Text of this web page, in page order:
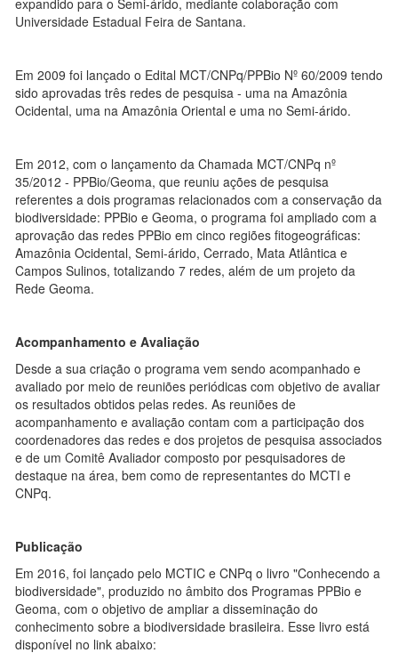
expandido para o Semi-árido, mediante colaboração com
Universidade Estadual Feira de Santana.
Em 2009 foi lançado o Edital MCT/CNPq/PPBio Nº 60/2009 tendo
sido aprovadas três redes de pesquisa - uma na Amazônia
Ocidental, uma na Amazônia Oriental e uma no Semi-árido.
Em 2012, com o lançamento da Chamada MCT/CNPq nº
35/2012 - PPBio/Geoma, que reuniu ações de pesquisa
referentes a dois programas relacionados com a conservação da
biodiversidade: PPBio e Geoma, o programa foi ampliado com a
aprovação das redes PPBio em cinco regiões fitogeográficas:
Amazônia Ocidental, Semi-árido, Cerrado, Mata Atlântica e
Campos Sulinos, totalizando 7 redes, além de um projeto da
Rede Geoma.
Acompanhamento e Avaliação
Desde a sua criação o programa vem sendo acompanhado e
avaliado por meio de reuniões periódicas com objetivo de avaliar
os resultados obtidos pelas redes. As reuniões de
acompanhamento e avaliação contam com a participação dos
coordenadores das redes e dos projetos de pesquisa associados
e de um Comitê Avaliador composto por pesquisadores de
destaque na área, bem como de representantes do MCTI e
CNPq.
Publicação
Em 2016, foi lançado pelo MCTIC e CNPq o livro "Conhecendo a
biodiversidade", produzido no âmbito dos Programas PPBio e
Geoma, com o objetivo de ampliar a disseminação do
conhecimento sobre a biodiversidade brasileira. Esse livro está
disponível no link abaixo: